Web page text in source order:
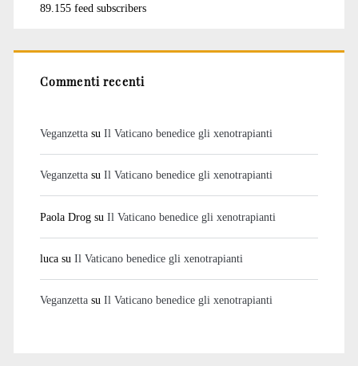
89.155 feed subscribers
Commenti recenti
Veganzettasu Il Vaticano benedice gli xenotrapianti
Veganzettasu Il Vaticano benedice gli xenotrapianti
Paola Drogsu Il Vaticano benedice gli xenotrapianti
lucasu Il Vaticano benedice gli xenotrapianti
Veganzettasu Il Vaticano benedice gli xenotrapianti